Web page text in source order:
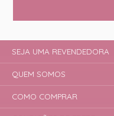
SEJA UMA REVENDEDORA
QUEM SOMOS
COMO COMPRAR